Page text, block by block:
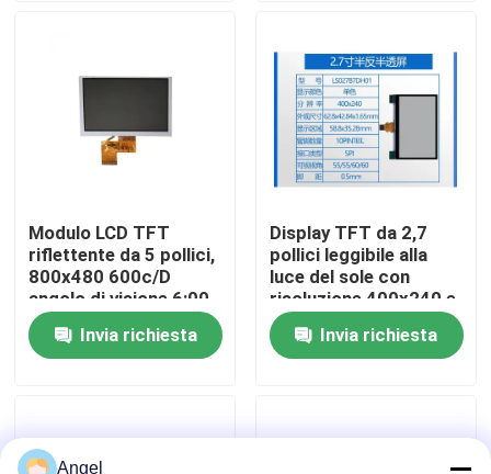
Circa noi
Controllo di qualità
Contattici
Esposizione LCD di TFT
Modulo LCD TFT
riflettente da 5 pollici,
800x480 600c/D
angolo di visione 6:00
Invia richiesta
Display TFT da 2,7
pollici leggibile alla
luce del sole con
risoluzione 400x240 e
interfaccia SPI a 10
pin
Invia richiesta
Angel